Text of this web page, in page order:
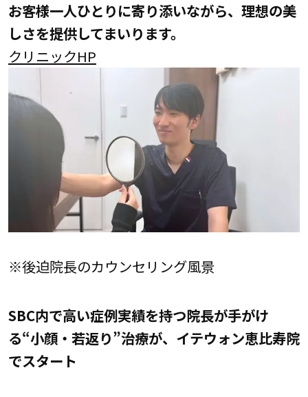
お客様一人ひとりに寄り添いながら、理想の美
しさを提供してまいります。
クリニックHP
※後迫院長のカウンセリング風景
SBC内で高い症例実績を持つ院長が手がけ
る“小顔・若返り”治療が、イテウォン恵比寿院
でスタート